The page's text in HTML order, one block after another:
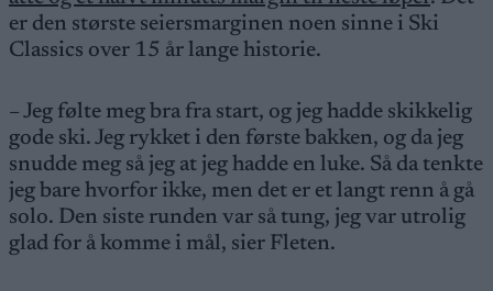
er den største seiersmarginen noen sinne i Ski
Classics over 15 år lange historie.
– Jeg følte meg bra fra start, og jeg hadde skikkelig
gode ski. Jeg rykket i den første bakken, og da jeg
snudde meg så jeg at jeg hadde en luke. Så da tenkte
jeg bare hvorfor ikke, men det er et langt renn å gå
solo. Den siste runden var så tung, jeg var utrolig
glad for å komme i mål, sier Fleten.